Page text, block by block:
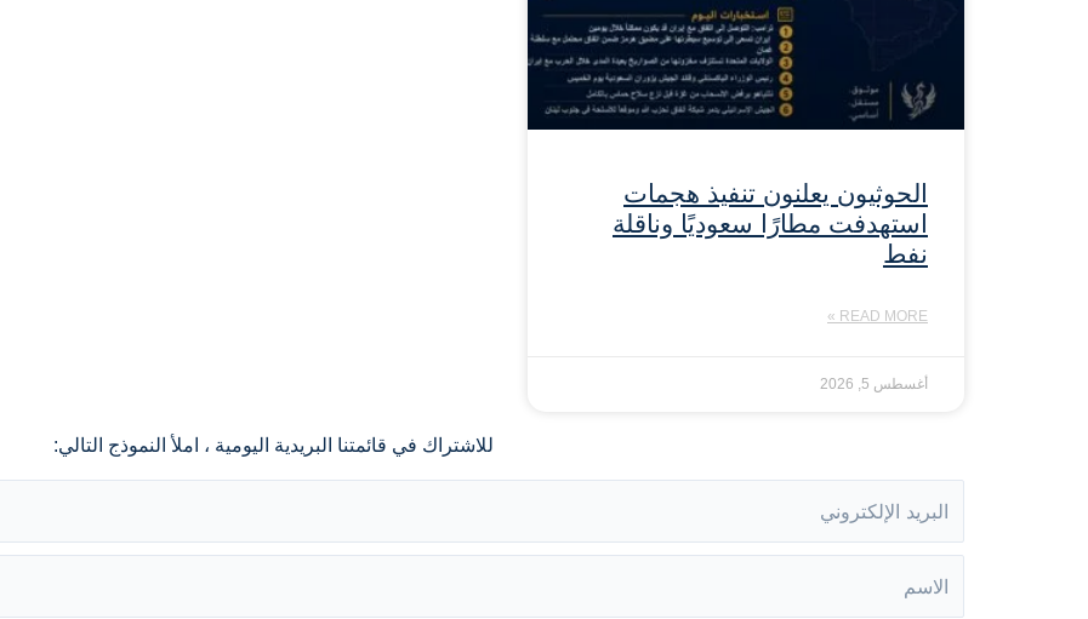
الحوثيون يعلنون تنفيذ هجمات
استهدفت مطارًا سعوديًا وناقلة
نفط
READ MORE »
أغسطس 5, 2026
للاشتراك في قائمتنا البريدية اليومية ، املأ النموذج التالي: